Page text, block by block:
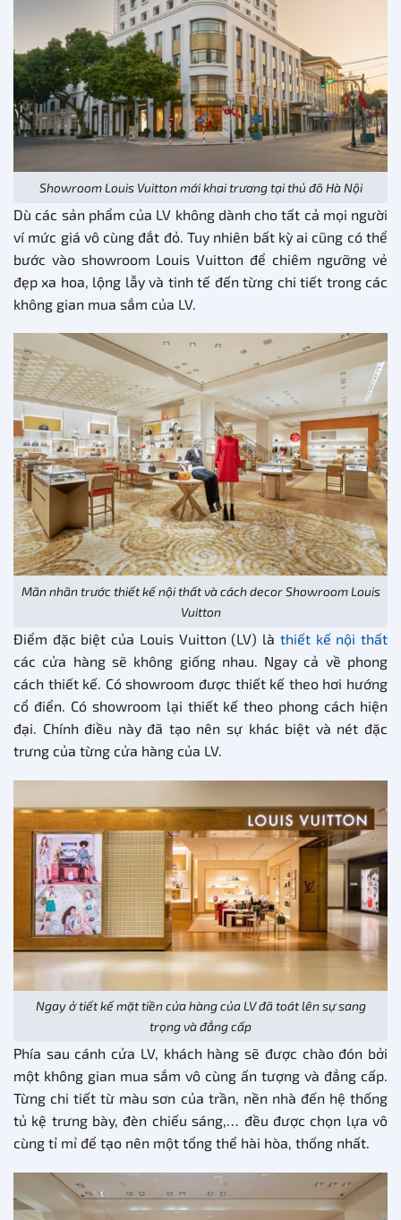
Showroom Louis Vuitton mới khai trương tại thủ đô Hà Nội
Dù các sản phẩm của LV không dành cho tất cả mọi người
ví mức giá vô cùng đắt đỏ. Tuy nhiên bất kỳ ai cũng có thể
bước vào showroom Louis Vuitton để chiêm ngưỡng vẻ
đẹp xa hoa, lộng lẫy và tinh tế đến từng chi tiết trong các
không gian mua sắm của LV.
Mãn nhãn trước thiết kế nội thất và cách decor Showroom Louis
Vuitton
Điểm đặc biệt của Louis Vuitton (LV) là thiết kế nội thất
các cửa hàng sẽ không giống nhau. Ngay cả về phong
cách thiết kế. Có showroom được thiết kế theo hơi hướng
cổ điển. Có showroom lại thiết kế theo phong cách hiện
đại. Chính điều này đã tạo nên sự khác biệt và nét đặc
trưng của từng cửa hàng của LV.
Ngay ở tiết kế mặt tiền cửa hàng của LV đã toát lên sự sang
trọng và đẳng cấp
Phía sau cánh cửa LV, khách hàng sẽ được chào đón bởi
một không gian mua sắm vô cùng ấn tượng và đẳng cấp.
Từng chi tiết từ màu sơn của trần, nền nhà đến hệ thống
tủ kệ trưng bày, đèn chiếu sáng,… đều được chọn lựa vô
cùng tỉ mỉ để tạo nên một tổng thể hài hòa, thống nhất.